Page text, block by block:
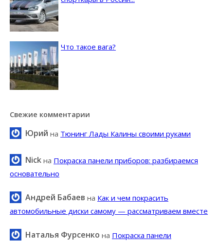
Что такое вага?
Свежие комментарии
Юрий на Тюнинг Лады Калины своими руками
Nick на Покраска панели приборов: разбираемся
основательно
Андрей Бабаев на Как и чем покрасить
автомобильные диски самому — рассматриваем вместе
Наталья Фурсенко на Покраска панели